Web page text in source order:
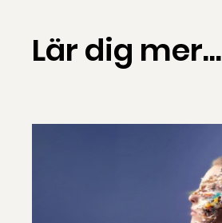
Lär dig mer...